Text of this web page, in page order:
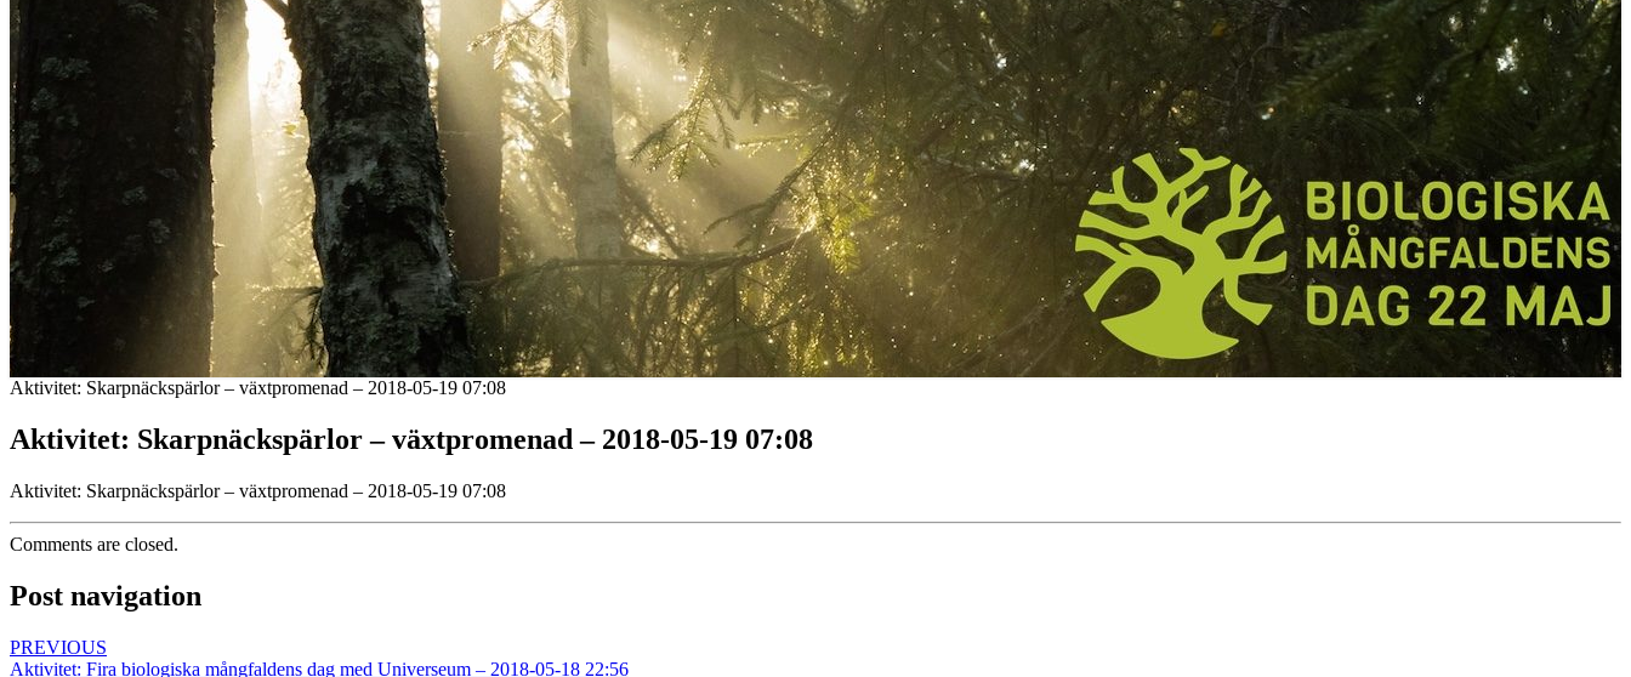
Aktivitet: Skarpnäckspärlor – växtpromenad – 2018-05-19 07:08
Aktivitet: Skarpnäckspärlor – växtpromenad – 2018-05-19 07:08
Aktivitet: Skarpnäckspärlor – växtpromenad – 2018-05-19 07:08
Comments are closed.
Post navigation
PREVIOUS
Aktivitet: Fira biologiska mångfaldens dag med Universeum – 2018-05-18 22:56